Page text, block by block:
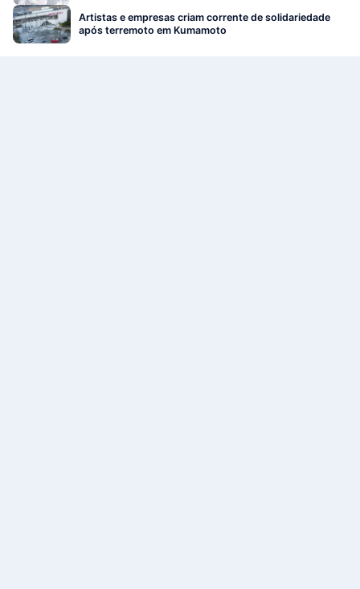
Artistas e empresas criam corrente de solidariedade
após terremoto em Kumamoto